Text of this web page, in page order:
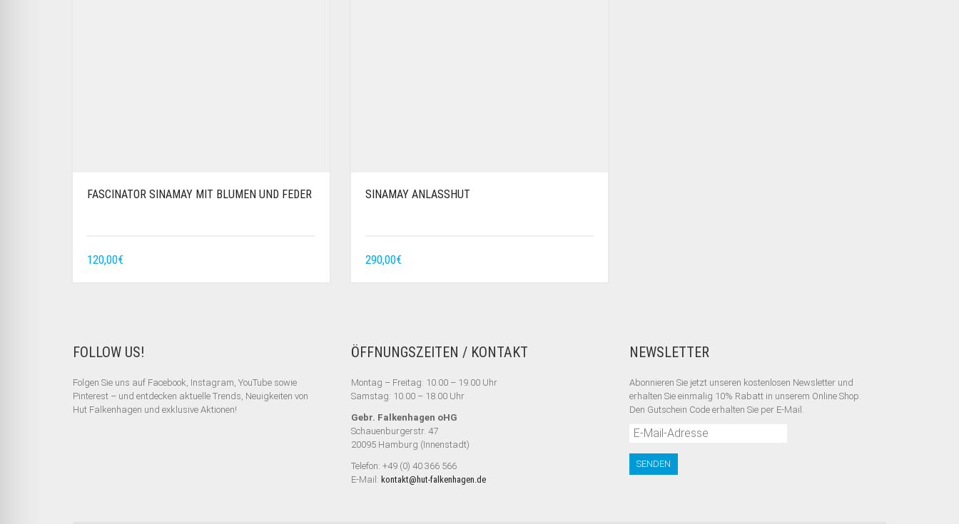
FASCINATOR SINAMAY MIT BLUMEN UND FEDER
120,00€
SINAMAY ANLASSHUT
290,00€
FOLLOW US!
Folgen Sie uns auf Facebook, Instagram, YouTube sowie
Pinterest – und entdecken aktuelle Trends, Neuigkeiten von
Hut Falkenhagen und exklusive Aktionen!
ÖFFNUNGSZEITEN / KONTAKT
Montag – Freitag: 10.00 – 19.00 Uhr
Samstag: 10.00 – 18.00 Uhr
Gebr. Falkenhagen oHG
Schauenburgerstr. 47
20095 Hamburg (Innenstadt)
Telefon: +49 (0) 40 366 566
E-Mail: kontakt@hut-falkenhagen.de
NEWSLETTER
Abonnieren Sie jetzt unseren kostenlosen Newsletter und
erhalten Sie einmalig 10% Rabatt in unserem Online Shop.
Den Gutschein Code erhalten Sie per E-Mail.